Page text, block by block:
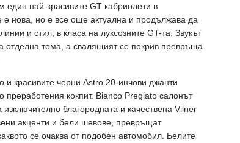
един най-красивите GT кабриолети в
е нова, но е все още актуална и продължава да
и стил, в класа на луксозните GT-та. Звукът
отделна тема, а свалящият се покрив превръща
и красивите черни Astro 20-инчови джанти
преработения кокпит. Bianco Pregiato салонът
благородната и качествена Vilner
акценти и бели шевове, превръщат
се очаква от подобен автомобил. Белите